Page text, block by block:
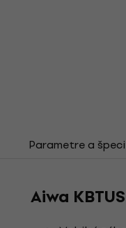
Parametre a
Aiwa